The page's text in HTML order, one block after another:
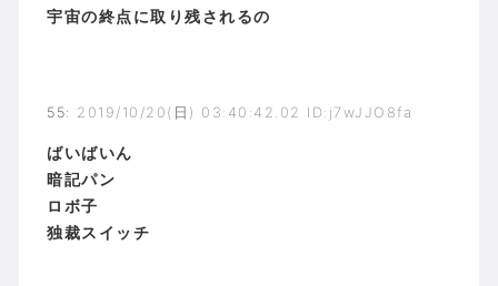
宇宙の終点に取り残されるの
55: 2019/10/20(日) 03:40:42.02 ID:j7wJJO8fa
ばいばいん
暗記パン
ロボ子
独裁スイッチ